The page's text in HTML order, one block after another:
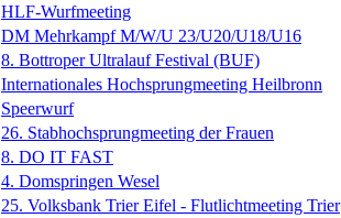
HLF-Wurfmeeting
DM Mehrkampf M/W/U 23/U20/U18/U16
8. Bottroper Ultralauf Festival (BUF)
Internationales Hochsprungmeeting Heilbronn
Speerwurf
26. Stabhochsprungmeeting der Frauen
8. DO IT FAST
4. Domspringen Wesel
25. Volksbank Trier Eifel - Flutlichtmeeting Trier